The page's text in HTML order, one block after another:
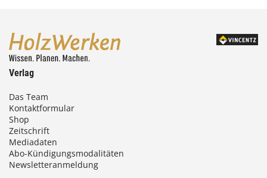
Verlag
Das Team
Kontaktformular
Shop
Zeitschrift
Mediadaten
Abo-Kündigungsmodalitäten
Newsletteranmeldung